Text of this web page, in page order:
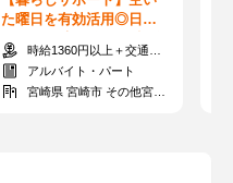
た曜日を有効活用◎日収1
0880円！未経験でも稼げ
ます/Ja時給1360円以上＋交通費支給
アルバイト・パート
宮崎県 宮崎市 その他宮崎市